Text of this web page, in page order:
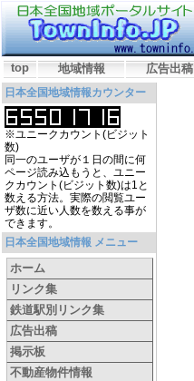
top 地域情報 広告出稿
日本全国地域情報カウンター
※ユニークカウント(ビジット
数)
同一のユーザが１日の間に何
ページ読み込もうと、ユニー
クカウント(ビジット数)は1と
数える方法。実際の閲覧ユー
ザ数に近い人数を数える事が
できます。
日本全国地域情報 メニュー
ホーム
リンク集
鉄道駅別リンク集
広告出稿
掲示板
不動産物件情報